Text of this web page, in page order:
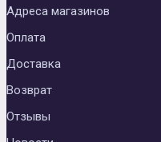
Адреса магазинов
Оплата
Доставка
Возврат
Отзывы